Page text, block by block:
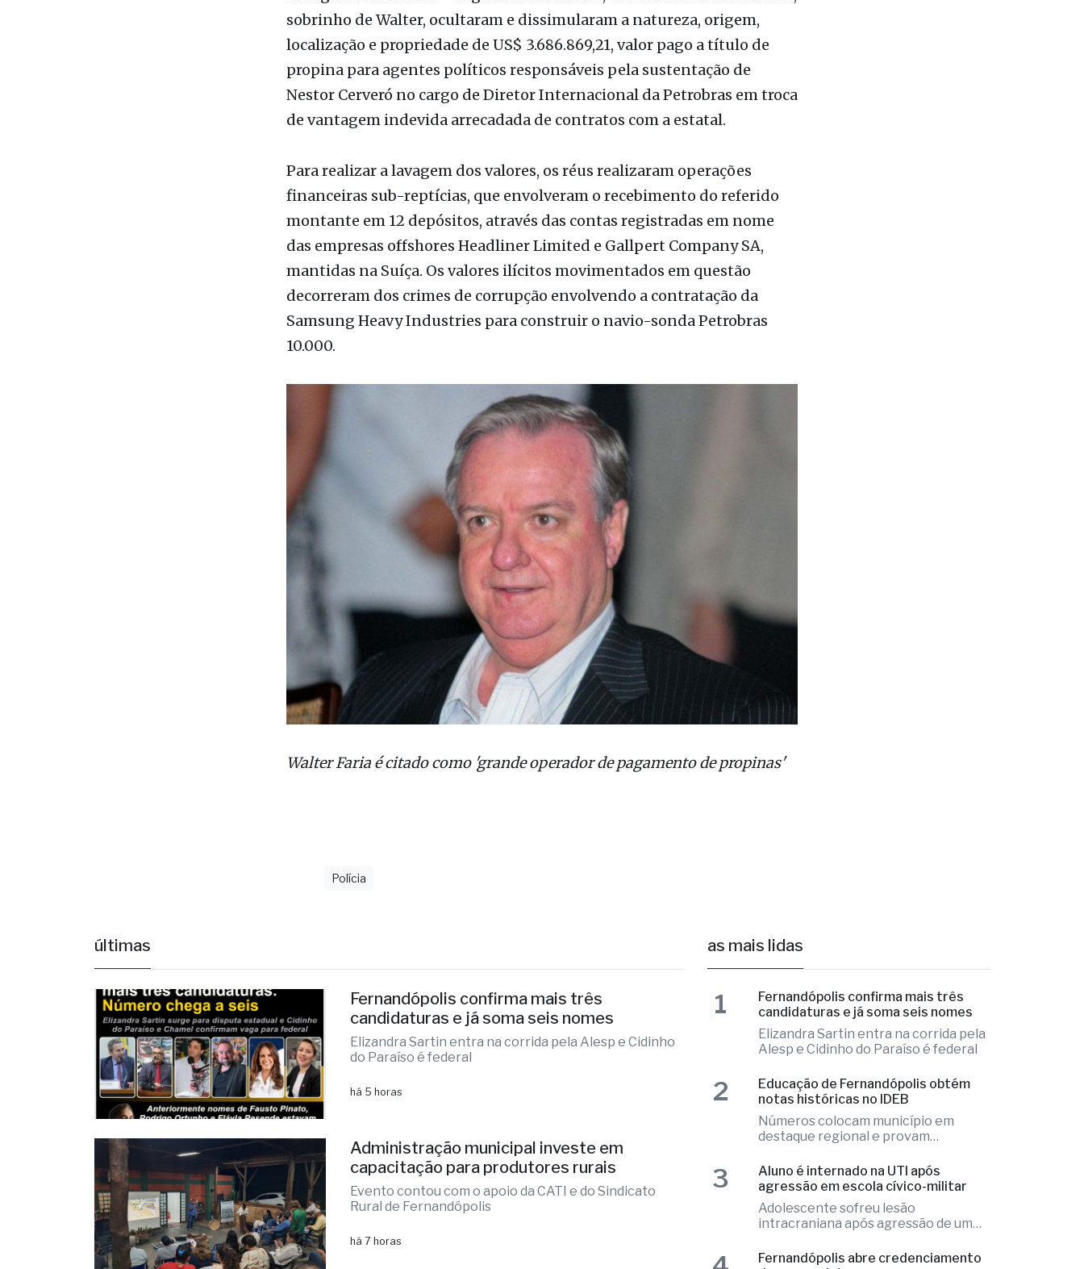
sobrinho de Walter, ocultaram e dissimularam a natureza, origem,
localização e propriedade de US$ 3.686.869,21, valor pago a título de
propina para agentes políticos responsáveis pela sustentação de
Nestor Cerveró no cargo de Diretor Internacional da Petrobras em troca
de vantagem indevida arrecadada de contratos com a estatal.
Para realizar a lavagem dos valores, os réus realizaram operações
financeiras sub-reptícias, que envolveram o recebimento do referido
montante em 12 depósitos, através das contas registradas em nome
das empresas offshores Headliner Limited e Gallpert Company SA,
mantidas na Suíça. Os valores ilícitos movimentados em questão
decorreram dos crimes de corrupção envolvendo a contratação da
Samsung Heavy Industries para construir o navio-sonda Petrobras
10.000.
Walter Faria é citado como 'grande operador de pagamento de propinas'
últimas
Fernandópolis confirma mais três
candidaturas e já soma seis nomes
do Paraíso é federal
Administração municipal investe em
capacitação para produtores rurais
Rural de Fernandópolis
as mais lidas
Fernandópolis confirma mais três
candidaturas e já soma seis nomes
Alesp e Cidinho do Paraíso é federal
1
Educação de Fernandópolis obtém
notas históricas no IDEB
Números colocam município em
destaque regional e provam
excelência
2
Aluno é internado na UTI após
agressão em escola cívico-militar
intracraniana após agressão de um
colega
3
Fernandópolis abre credenciamento
de pareceristas
4